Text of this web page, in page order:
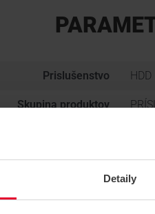
Detaily
Prislušenstvo HDD
Skupina produktov
Výrobca